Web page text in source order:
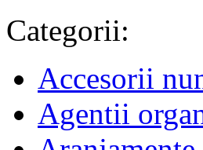
Categorii:
Accesorii
Agentii